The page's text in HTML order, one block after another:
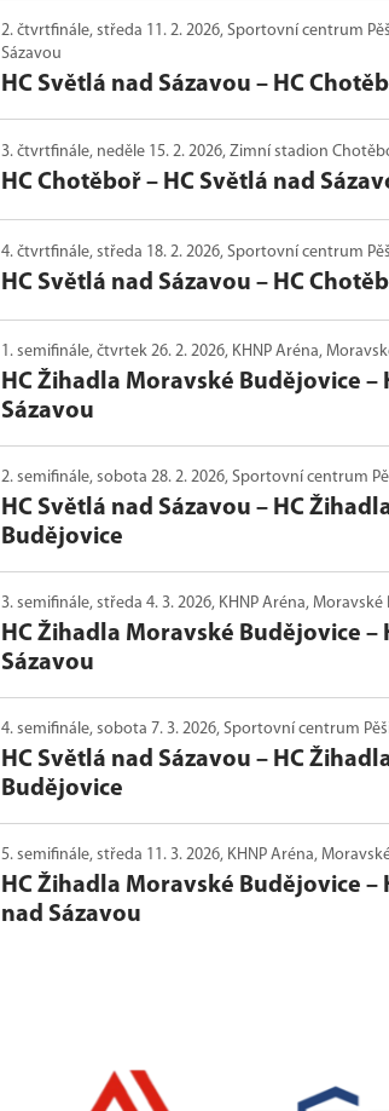
2. čtvrtfinále, středa 11. 2. 2026, Sportovní centrum
Sázavou
HC Světlá nad Sázavou – HC
3. čtvrtfinále, neděle 15. 2. 2026, Zimní stadion
HC Chotěboř – HC Světlá nad
4. čtvrtfinále, středa 18. 2. 2026, Sportovní centrum
HC Světlá nad Sázavou – HC
1. semifinále, čtvrtek 26. 2. 2026, KHNP Aréna,
HC Žihadla Moravské Budějovice –
Sázavou
2. semifinále, sobota 28. 2. 2026, Sportovní centrum
HC Světlá nad Sázavou – HC
Budějovice
3. semifinále, středa 4. 3. 2026, KHNP Aréna,
HC Žihadla Moravské Budějovice –
Sázavou
4. semifinále, sobota 7. 3. 2026, Sportovní centrum
HC Světlá nad Sázavou – HC
Budějovice
5. semifinále, středa 11. 3. 2026, KHNP Aréna,
HC Žihadla Moravské Budějovice –
nad Sázavou